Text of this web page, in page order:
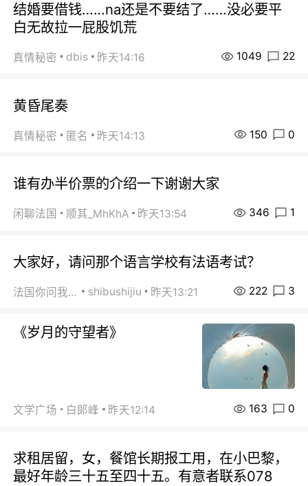
结婚要借钱……na还是不要结了……没必要平
白无故拉一屁股饥荒
真情秘密 dbis 昨天14:16 1049 22
黄昏尾奏
真情秘密 匿名 昨天14:13 150 0
谁有办半价票的介绍一下谢谢大家
闲聊法国 顺其_MhKhA 昨天13:54 346 1
大家好，请问那个语言学校有法语考试？
法国你问我答 shibushijiu 昨天13:21 222 3
《岁月的守望者》
文学广场 白郞峰 昨天12:14 163 0
求租居留，女，餐馆长期报工用，在小巴黎，
最好年龄三十五至四十五。有意者联系078